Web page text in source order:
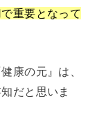
重要となって
康の元』は、
だと思いま